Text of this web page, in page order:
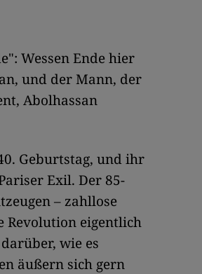
Wessen Ende hier
und der Mann, der
Abolhassan
Geburtstag, und ihr
Exil. Der 85-
– zahllose
Revolution eigentlich
wie es
äußern sich gern